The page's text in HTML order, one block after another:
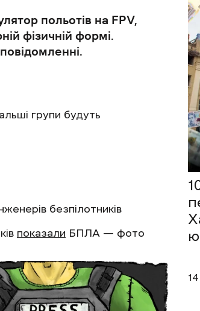
польотів на FPV,
фізичній формі.
групи будуть
безпілотників
показали БПЛА — фото